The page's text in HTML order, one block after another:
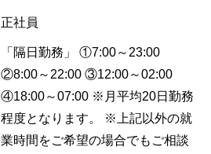
正社員
「隔日勤務」 ①7:00～23:00
②8:00～22:00 ③12:00～02:00
④18:00～07:00 ※月平均20日勤務
程度となります。 ※上記以外の就
業時間をご希望の場合でもご相談